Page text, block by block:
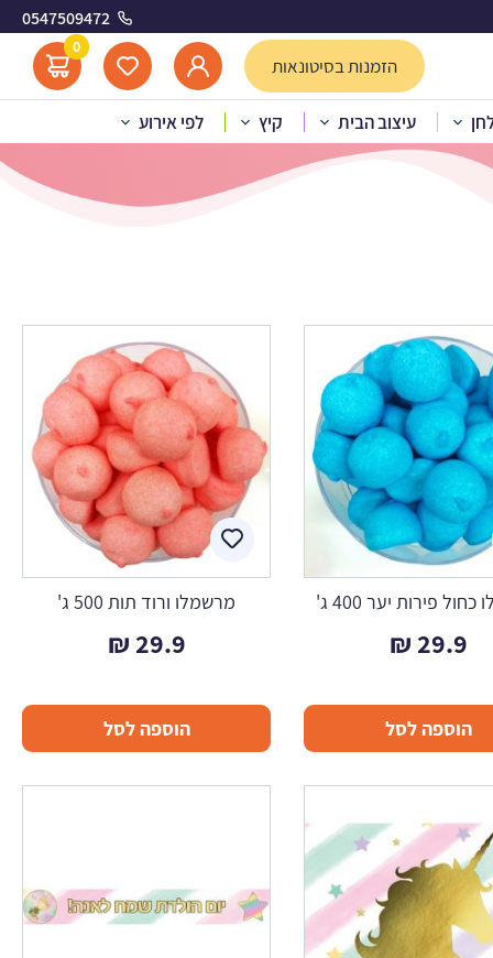
0547509472
הזמנות בסיטונאות
0
עיצוב הבית קיץ לפי אירוע
פירות יער 400 ג'
29.9
₪
הוספה לסל
מרשמלו ורוד תות 500 ג'
29.9
₪
הוספה לסל